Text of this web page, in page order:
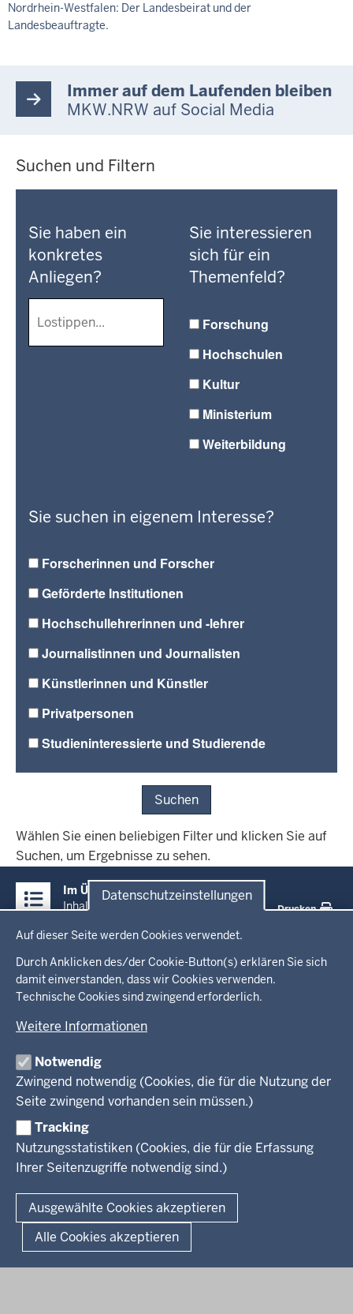
Datenschutzeinstellungen
Auf dieser Seite werden Cookies verwendet.
Durch Anklicken des/der Cookie-Button(s) erklären Sie sich
damit einverstanden, dass wir Cookies verwenden.
Technische Cookies sind zwingend erforderlich.
Weitere Informationen
Notwendig
Zwingend notwendig (Cookies, die für die Nutzung der
Seite zwingend vorhanden sein müssen.)
Tracking
Nutzungsstatistiken (Cookies, die für die Erfassung
Ihrer Seitenzugriffe notwendig sind.)
Ausgewählte Cookies akzeptieren
Alle Cookies akzeptieren
Nordrhein-Westfalen: Der Landesbeirat und der
Landesbeauftragte.
Immer auf dem Laufenden bleiben
MKW.NRW auf Social Media
Suchen und Filtern
Sie haben ein
konkretes
Anliegen?
Sie interessieren
sich für ein
Themenfeld?
Forschung
Hochschulen
Kultur
Ministerium
Weiterbildung
Sie suchen in eigenem Interesse?
Forscherinnen und Forscher
Geförderte Institutionen
Hochschullehrerinnen und -lehrer
Journalistinnen und Journalisten
Künstlerinnen und Künstler
Privatpersonen
Studieninteressierte und Studierende
Suchen
Wählen Sie einen beliebigen Filter und klicken Sie auf
Suchen, um Ergebnisse zu sehen.
Inhalte
Im Überblick
Inhalt
Drucken
Menü
in
der
Fußzeile
Startseite
Ministerium
Leitung des Hauses
Organisation
Arbeitgeber Ministerium
Rechtsgrundlagen
Kultur
Wissenschaft, Forschung, Lehre und Studium
Presse
Service
Kontakt
Fußzeile
Datenschutz Erklärung zur Barrierefreiheit